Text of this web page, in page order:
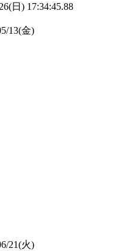
日) 17:34:45.88
13(金)
21(火)